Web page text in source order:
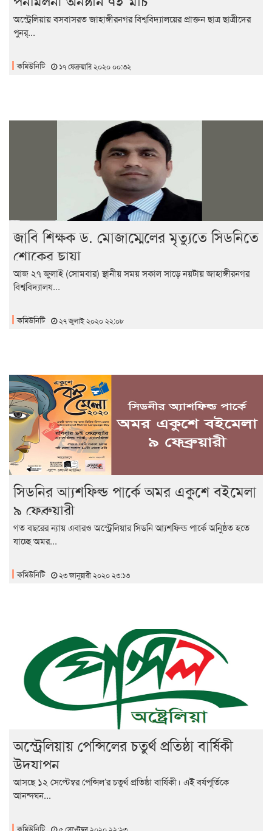
অস্ট্রেলিয়ায় বসবাসরত জাহাঙ্গীরনগর বিশ্ববিদ্যালয়ের প্রাক্তন ছাত্র ছাত্রীদের
পুনর্...
কমিউনিটি ১৭ ফেব্রুয়ারি ২০২০ ০০:৩২
জাবি শিক্ষক ড. মোজাম্মেলের মৃত্যুতে সিডনিতে
শোকের ছায়া
আজ ২৭ জুলাই (সোমবার) স্থানীয় সময় সকাল সাড়ে নয়টায় জাহাঙ্গীরনগর
বিশ্ববিদ্যালয...
কমিউনিটি ২৭ জুলাই ২০২০ ২২:০৮
সিডনির আ্যশফিল্ড পার্কে অমর একুশে বইমেলা
৯ ফেব্রুয়ারী
গত বছরের ন্যায় এবারও অস্ট্রেলিয়ার সিডনি আ্যশফিল্ড পার্কে অনুিষ্ঠত হতে
যাচ্ছে অমর...
কমিউনিটি ২৩ জানুয়ারী ২০২০ ২৩:১৩
অস্ট্রেলিয়ায় পেন্সিলের চতুর্থ প্রতিষ্ঠা বার্ষিকী
উদযাপন
আসছে ১২ সেপ্টেম্বর পেন্সিল’র চতুর্থ প্রতিষ্ঠা বার্ষিকী। এই বর্ষপূর্তিকে
আনন্দঘন...
কমিউনিটি ৫ সেপ্টেম্বর ২০২০ ২২:২৩